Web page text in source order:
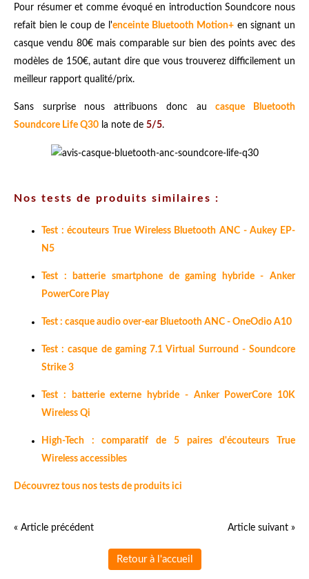
Pour résumer et comme évoqué en introduction Soundcore nous
refait bien le coup de l'enceinte Bluetooth Motion+ en signant un
casque vendu 80€ mais comparable sur bien des points avec des
modèles de 150€, autant dire que vous trouverez difficilement un
meilleur rapport qualité/prix.
Sans surprise nous attribuons donc aucasque Bluetooth
Soundcore Life Q30 la note de 5/5.
Nos tests de produits similaires :
Test : écouteurs True Wireless Bluetooth ANC - Aukey EP-
N5
Test : batterie smartphone de gaming hybride - Anker
PowerCore Play
Test : casque audio over-ear Bluetooth ANC - OneOdio A10
Test : casque de gaming 7.1 Virtual Surround - Soundcore
Strike 3
Test : batterie externe hybride - Anker PowerCore 10K
Wireless Qi
High-Tech : comparatif de 5 paires d'écouteurs True
Wireless accessibles
Découvrez tous nos tests de produits ici
« Article précédent Article suivant »
Retour à l'accueil